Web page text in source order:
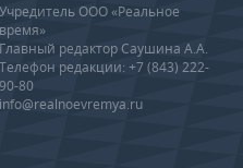
Учредитель ООО «Реальное
время»
Главный редактор Саушина А.А.
Телефон редакции: +7 (843) 222-
90-80
info@realnoevremya.ru